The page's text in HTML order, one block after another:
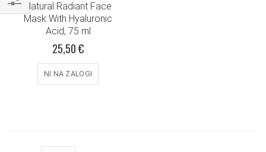
Natural Radiant Face
Mask With Hyaluronic
Acid, 75 ml
25,50 €
NI NA ZALOGI